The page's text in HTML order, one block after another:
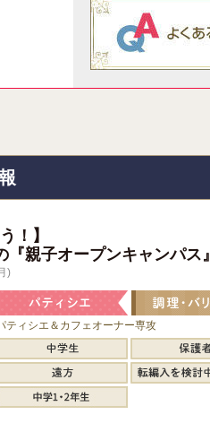
！】
親子オープンキャンパス』
)
ティシエ＆カフェオーナー専攻